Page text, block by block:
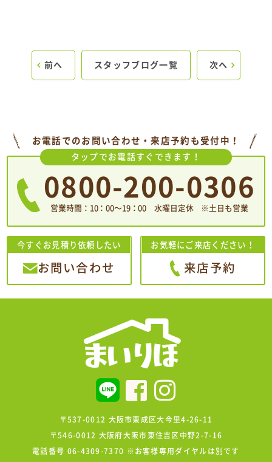
前へ スタッフブログ一覧 次へ
お電話でのお問い合わせ・来店予約も受付中！
タップでお電話すぐできます！
0800-200-0306
営業時間：10：00〜19：00 水曜日定休 ※土日も営業
今すぐお見積り依頼したい
お問い合わせ
お気軽にご来店ください！
来店予約
〒537-0012 大阪市東成区大今里4-26-11
〒546-0012 大阪府大阪市東住吉区中野2-7-16
電話番号 06-4309-7370 ※お客様専用ダイヤルは別です